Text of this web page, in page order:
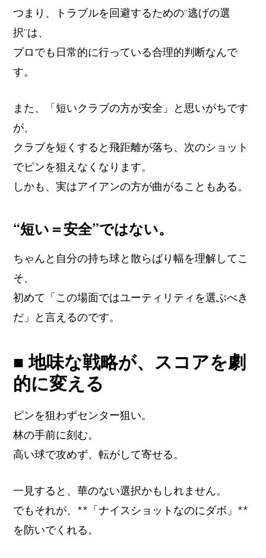
つまり、トラブルを回避するための“逃げの選
択”は、
プロでも日常的に行っている合理的判断なんで
す。
また、「短いクラブの方が安全」と思いがちです
が、
クラブを短くすると飛距離が落ち、次のショット
でピンを狙えなくなります。
しかも、実はアイアンの方が曲がることもある。
“短い＝安全”ではない。
ちゃんと自分の持ち球と散らばり幅を理解してこ
そ、
初めて「この場面ではユーティリティを選ぶべき
だ」と言えるのです。
■ 地味な戦略が、スコアを劇
的に変える
ピンを狙わずセンター狙い。
林の手前に刻む。
高い球で攻めず、転がして寄せる。
一見すると、華のない選択かもしれません。
でもそれが、**「ナイスショットなのにダボ」**
を防いでくれる。